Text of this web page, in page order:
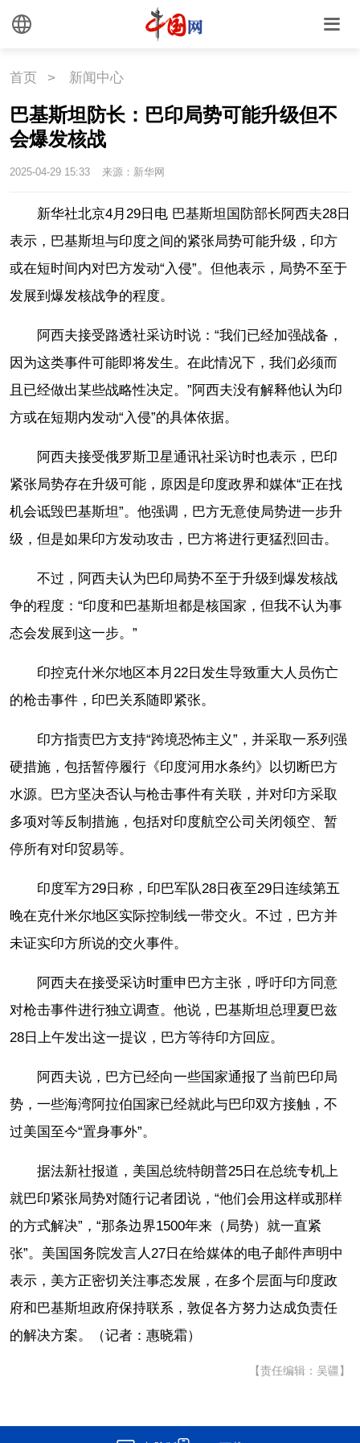
首页 > 新闻中心
巴基斯坦防长：巴印局势可能升级但不
会爆发核战
2025-04-29 15:33 来源：新华网
新华社北京4月29日电 巴基斯坦国防部长阿西夫28日
表示，巴基斯坦与印度之间的紧张局势可能升级，印方
或在短时间内对巴方发动“入侵”。但他表示，局势不至于
发展到爆发核战争的程度。
阿西夫接受路透社采访时说：“我们已经加强战备，
因为这类事件可能即将发生。在此情况下，我们必须而
且已经做出某些战略性决定。”阿西夫没有解释他认为印
方或在短期内发动“入侵”的具体依据。
阿西夫接受俄罗斯卫星通讯社采访时也表示，巴印
紧张局势存在升级可能，原因是印度政界和媒体“正在找
机会诋毁巴基斯坦”。他强调，巴方无意使局势进一步升
级，但是如果印方发动攻击，巴方将进行更猛烈回击。
不过，阿西夫认为巴印局势不至于升级到爆发核战
争的程度：“印度和巴基斯坦都是核国家，但我不认为事
态会发展到这一步。”
印控克什米尔地区本月22日发生导致重大人员伤亡
的枪击事件，印巴关系随即紧张。
印方指责巴方支持“跨境恐怖主义”，并采取一系列强
硬措施，包括暂停履行《印度河用水条约》以切断巴方
水源。巴方坚决否认与枪击事件有关联，并对印方采取
多项对等反制措施，包括对印度航空公司关闭领空、暂
停所有对印贸易等。
印度军方29日称，印巴军队28日夜至29日连续第五
晚在克什米尔地区实际控制线一带交火。不过，巴方并
未证实印方所说的交火事件。
阿西夫在接受采访时重申巴方主张，呼吁印方同意
对枪击事件进行独立调查。他说，巴基斯坦总理夏巴兹
28日上午发出这一提议，巴方等待印方回应。
阿西夫说，巴方已经向一些国家通报了当前巴印局
势，一些海湾阿拉伯国家已经就此与巴印双方接触，不
过美国至今“置身事外”。
据法新社报道，美国总统特朗普25日在总统专机上
就巴印紧张局势对随行记者团说，“他们会用这样或那样
的方式解决”，“那条边界1500年来（局势）就一直紧
张”。美国国务院发言人27日在给媒体的电子邮件声明中
表示，美方正密切关注事态发展，在多个层面与印度政
府和巴基斯坦政府保持联系，敦促各方努力达成负责任
的解决方案。（记者：惠晓霜）
【责任编辑：吴疆】